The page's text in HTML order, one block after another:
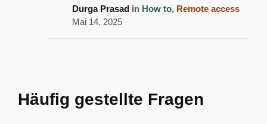
Durga Prasad in How to, Remote access
Mai 14, 2025
Häufig gestellte Fragen